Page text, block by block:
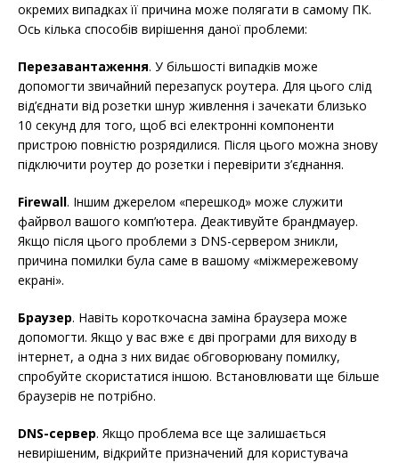
окремих випадках її причина може полягати в самому ПК.
Ось кілька способів вирішення даної проблеми:
Перезавантаження. У більшості випадків може
допомогти звичайний перезапуск роутера. Для цього слід
від’єднати від розетки шнур живлення і зачекати близько
10 секунд для того, щоб всі електронні компоненти
пристрою повністю розрядилися. Після цього можна знову
підключити роутер до розетки і перевірити з’єднання.
Firewall. Іншим джерелом «перешкод» може служити
файрвол вашого комп’ютера. Деактивуйте брандмауер.
Якщо після цього проблеми з DNS-сервером зникли,
причина помилки була саме в вашому «міжмережевому
екрані».
Браузер. Навіть короткочасна заміна браузера може
допомогти. Якщо у вас вже є дві програми для виходу в
інтернет, а одна з них видає обговорювану помилку,
спробуйте скористатися іншою. Встановлювати ще більше
браузерів не потрібно.
DNS-сервер. Якщо проблема все ще залишається
невирішеним, відкрийте призначений для користувача